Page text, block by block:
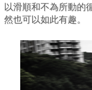
以滑順和不為所動的
然也可以如此有趣。